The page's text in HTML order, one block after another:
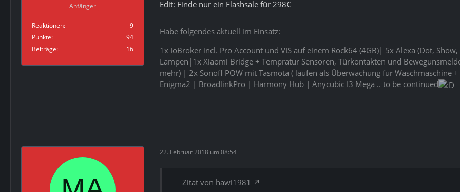
Anfänger
Reaktionen
9
Punkte
94
Beiträge
16
Edit: Finde nur ein Flashsale für 298€
Habe folgendes aktuell im Einsatz:
1x IoBroker incl. Pro Account und VIS auf einem Rock64 (4GB)| 5x Alexa (Dot,
Lampen|1x Xiaomi Bridge + Tempratur Sensoren, Türkontakten und
mehr) | 2x Sonoff POW mit Tasmota ( laufen als Überwachung für Waschmaschine
Enigma2 | BroadlinkPro | Harmony Hub | Anycubic I3 Mega .. to be continued
22. Februar 2018 um 08:54
Zitat von hawi1981